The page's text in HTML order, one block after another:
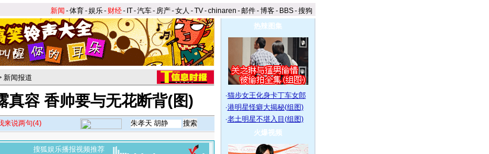
新闻 -体育-娱乐- 财经- IT-汽车- 房产-女人 -TV-chinaren -邮件-博客- BBS-搜狗
新闻报道
真容 香帅要与无花断背(图)
来说两句(4)
搜狐娱乐播报视频推荐
热辣图集
·猫步女王化身卡丁车女郎
·港明星怪癖大揭秘(组图)
·老土明星不堪入目(组图)
火爆视频